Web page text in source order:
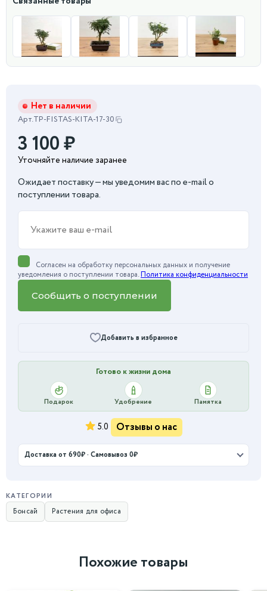
Нет в наличии
Арт.TP-FISTAS-KITA-17-30
3 100₽
Уточняйте наличие заранее
Ожидает поставку — мы уведомим вас по e-mail о
поступлении товара.
Согласен на обработку персональных данных и получение
уведомления о поступлении товара.Политика конфиденциальности
Сообщить о поступлении
Добавить в избранное
Готово к жизни дома
Подарок Удобрение Памятка
5.0 Отзывы о нас
Доставка от 690₽ · Самовывоз 0₽
КАТЕГОРИИ
Бонсай Растения для офиса
Похожие товары